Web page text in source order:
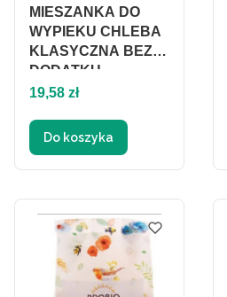
MIESZANKA DO
WYPIEKU CHLEBA
KLASYCZNA BEZ
DODATKU
CUKRÓW
BIO 420 g - PIĘĆ
PRZEMIAN
Cena
19,58 zł
Do koszyka